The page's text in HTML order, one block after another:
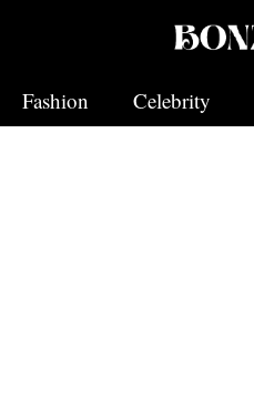
Fashion
Celebrity